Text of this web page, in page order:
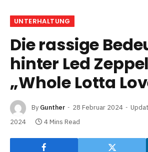
UNTERHALTUNG
Die rassige
hinter Led
„Whole Lotta
By Gunther 28 Februar 2024
2024
4 Mins Read